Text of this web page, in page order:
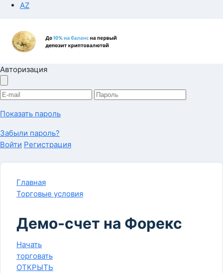
AZ
Авторизация
Показать пароль
Забыли пароль?
Войти Регистрация
Главная
Торговые условия
Демо-счет на Форекс
Начать
торговать
ОТКРЫТЬ